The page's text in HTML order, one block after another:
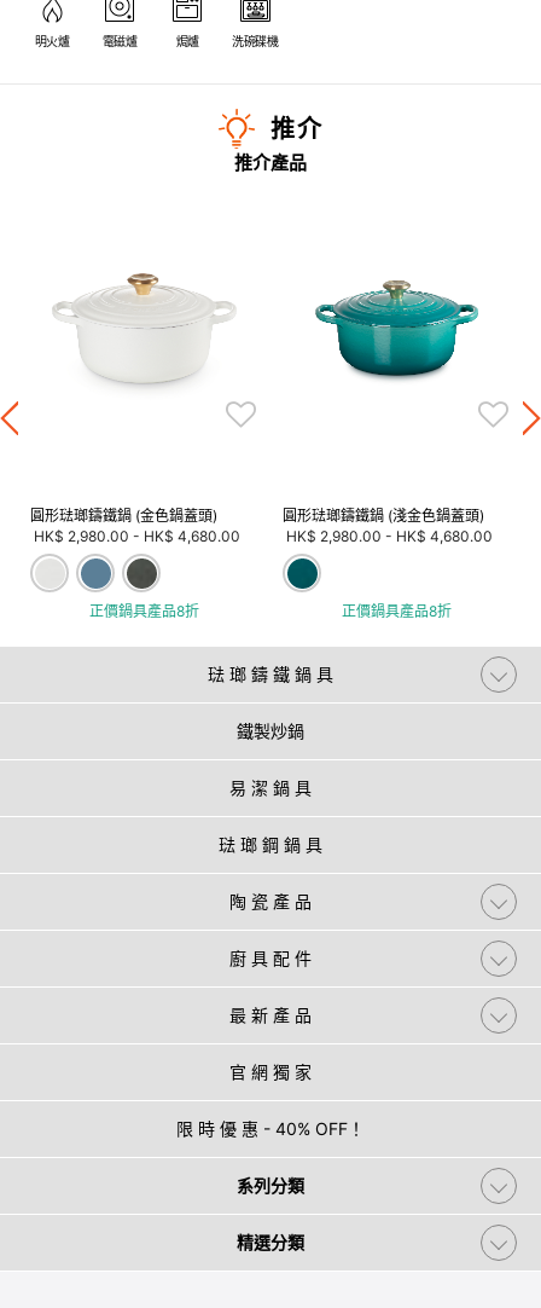
明火爐 電磁爐 焗爐 洗碗碟機
推介
推介產品
圓形琺瑯鑄鐵鍋 (金色鍋蓋頭)
HK$ 2,980.00 - HK$ 4,680.00
正價鍋具產品8折
圓形琺瑯鑄鐵鍋 (淺金色鍋蓋頭)
HK$ 2,980.00 - HK$ 4,680.00
正價鍋具產品8折
琺 瑯 鑄 鐵 鍋 具
鐵製炒鍋
易 潔 鍋 具
琺 瑯 鋼 鍋 具
陶 瓷 產 品
廚 具 配 件
最 新 產 品
官 網 獨 家
限 時 優 惠 - 40% OFF！
系列分類
精選分類